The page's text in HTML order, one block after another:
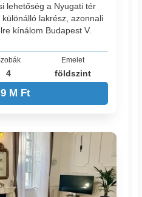
lehetőség a Nyugati tér
lakrész, azonnali
kínálom Budapest V.
4
Emelet
földszint
M Ft